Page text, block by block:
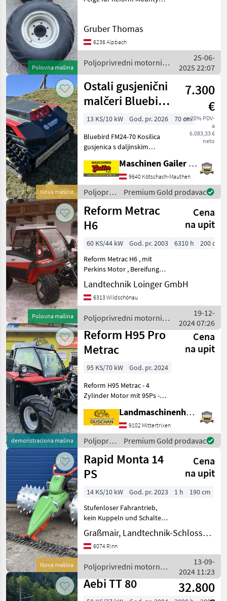
Polovna mašina
Dvoosovinske kosilice
Gruber Thomas
6236 Alpbach
Poljoprivredni motorni
strojevi / Reform
25-06-
2025 22:07
Nova mašina
Ostali gusjenični
malčeri Bluebird
FM24-70 s radio
upravljanjem
7.300
€
sa 20% PDV-
a
6.083,33 €
neto
13 KS/10 kW God. pr. 2026
70 cm
Bluebird FM24-70 Kosilica
gusjenica s daljinskim
upravljačem. (Primjeri
fotografija) * Radio
upravljanje * Gusjenice *
Hibridni pogon (benz
Maschinen Gailer GmbH
9640 Kötschach-Mauthen
Poljoprivredni
motorni
strojevi /
Sonstige
Premium Gold prodavac
Polovna mašina
Reform Metrac
H6
Cena
na upit
60 KS/44 kW God. pr. 2003 6310 h
200 cm
Reform Metrac H6 , mit
Perkins Motor , Bereifung
31x15-50-15 , inkl
Zwillingshacken 4x ,
hydraulischer
2xDW vorn, 2xDW hinten,
Geräteentlastung vo
Landtechnik Loinger GmbH
6313 Wildschönau
Poljoprivredni motorni
strojevi / Reform
19-12-
2024 07:26
demonstraciona mašina
Reform H95 Pro
Metrac
Cena
na upit
95 KS/70 kW
God. pr. 2024
Reform H95 Metrac - 4
Zylinder Motor mit 95Ps -
Hubwerk mit
Außenbedienung -
Luftgefederter Sitz -
Arbeitsscheinwerfer -
Arbeitshyd
Landmaschinenhandel Ouschan Anton
9102 Mittertrixen
Poljoprivredni
motorni
strojevi /
Reform
Premium Gold prodavac
Nova mašina
Rapid Monta 14
PS
Cena
na upit
14 KS/10 kW God. pr. 2023 1 h
190 cm
Stufenloser Fahrantrieb,
kein Kuppeln und Schalten
notwendig Aktive
Handhebel- oder
Holmlenkung, umschaltbar,
Arbeiten Tiefer Schwerpunk
Graßmair, Landtechnik-Schlosserei GmbH
6074 Rinn
Poljoprivredni motorni
strojevi / Rapid
13-09-
2024 11:23
Aebi TT 80
32.800